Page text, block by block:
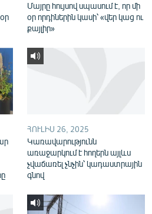
Մայրը հույսով սպասում է, որ մի
օր որդիներին կասի՝ «վեր կաց ու
քայլիր»
ՀՈՒԼԻՍ 26, 2025
Կառավարությունն
առաջարկում է հողերն այլևս
չվաճառել չնչին՝ կադաստրային
գնով